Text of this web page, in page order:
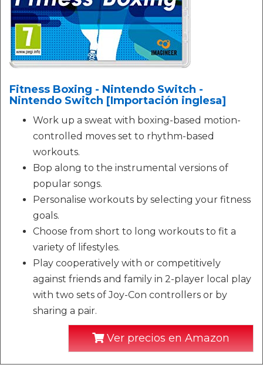
Fitness Boxing - Nintendo Switch -
Nintendo Switch [Importación inglesa]
Work up a sweat with boxing-based motion-
controlled moves set to rhythm-based
workouts.
Bop along to the instrumental versions of
popular songs.
Personalise workouts by selecting your fitness
goals.
Choose from short to long workouts to fit a
variety of lifestyles.
Play cooperatively with or competitively
against friends and family in 2-player local play
with two sets of Joy-Con controllers or by
sharing a pair.
Ver precios en Amazon